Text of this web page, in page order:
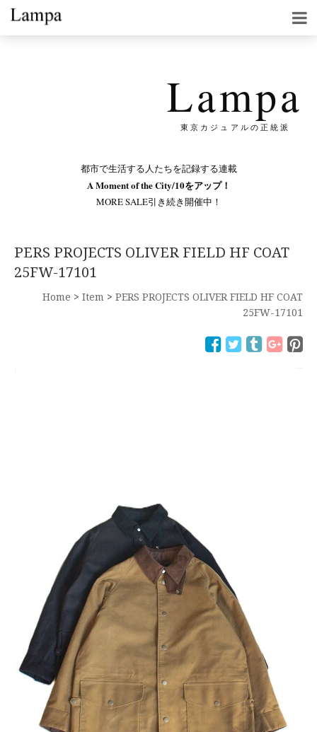
Lampa
東京カジュアルの正統派
都市で生活する人たちを記録する連載
A Moment of the City/10をアップ！
MORE SALE引き続き開催中！
PERS PROJECTS OLIVER FIELD HF COAT
25FW-17101
Home > Item > PERS PROJECTS OLIVER FIELD HF COAT
25FW-17101